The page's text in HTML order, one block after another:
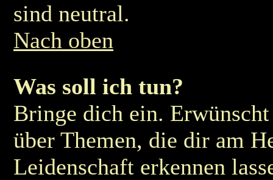
sind neutral.
Nach oben
Was soll ich tun?
Bringe dich ein.
über Themen, die dir am
Leidenschaft erkennen